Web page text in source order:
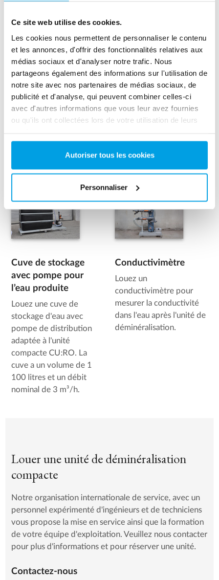
Ce site web utilise des cookies.
Les cookies nous permettent de personnaliser le contenu
et les annonces, d'offrir des fonctionnalités relatives aux
médias sociaux et d'analyser notre trafic. Nous
partageons également des informations sur l'utilisation de
notre site avec nos partenaires de médias sociaux, de
publicité et d'analyse, qui peuvent combiner celles-ci
avec d'autres informations que vous leur avez fournies
ou qu'ils ont collectées lors de votre utilisation de leurs
Autoriser tous les cookies
Personnaliser
L’unité compacte est facile à utiliser, l’armoire, les
débitmètres et les manomètres étant accessible à
l'avant de l'unité.
Nous contacter pour plus d'informations
Options disponibles pour unité
compacte de location
Cuve de stockage
avec pompe pour
l’eau produite
Louez une cuve de
stockage d'eau avec
pompe de distribution
adaptée à l'unité
compacte CU:RO. La
cuve a un volume de 1
100 litres et un débit
nominal de 3 m³/h.
Conductivimètre
Louez un
conductivimètre pour
mesurer la conductivité
dans l'eau après l'unité de
déminéralisation.
Louer une unité de déminéralisation
compacte
Notre organisation internationale de service, avec un
personnel expérimenté d'ingénieurs et de techniciens
vous propose la mise en service ainsi que la formation
de votre équipe d'exploitation. Veuillez nous contacter
pour plus d'informations et pour réserver une unité.
Contactez-nous